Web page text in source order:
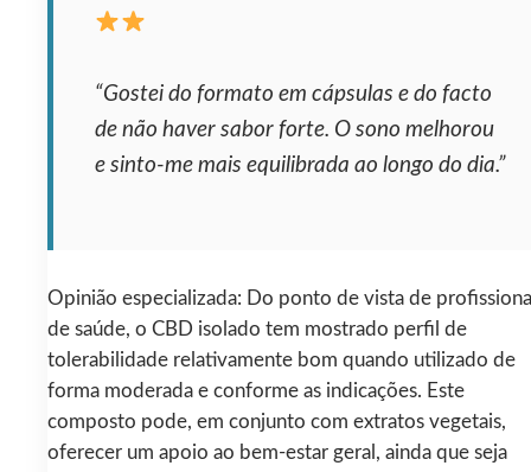
“Gostei do formato em cápsulas e do facto
de não haver sabor forte. O sono melhorou
e sinto-me mais equilibrada ao longo do dia.”
Opinião especializada: Do ponto de vista de
de saúde, o CBD isolado tem mostrado perfil de
tolerabilidade relativamente bom quando utilizado de
forma moderada e conforme as indicações. Este
composto pode, em conjunto com extratos vegetais,
oferecer um apoio ao bem‑estar geral, ainda que seja